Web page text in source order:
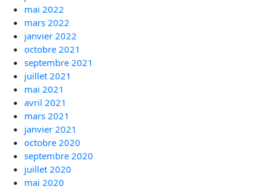
mai 2022
mars 2022
janvier 2022
octobre 2021
septembre 2021
juillet 2021
mai 2021
avril 2021
mars 2021
janvier 2021
octobre 2020
septembre 2020
juillet 2020
mai 2020